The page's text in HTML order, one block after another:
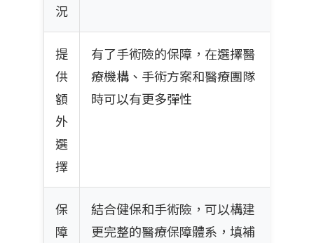
況
提
供
額
外
選
擇
有了手術險的保障，在選擇醫
療機構、手術方案和醫療團隊
時可以有更多彈性
保
障
結合健保和手術險，可以構建
更完整的醫療保障體系，填補